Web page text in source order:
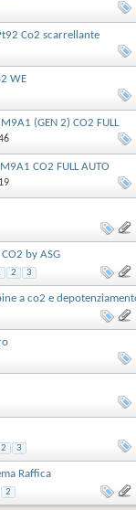
Co2 scarrellante
WE
(GEN 2) CO2 FULL
CO2 FULL AUTO
by ASG
2 3
a co2 e
2 3
Raffica
2